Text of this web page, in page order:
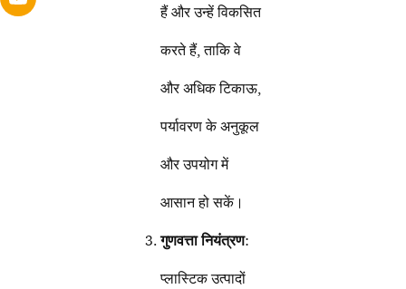
हैं और उन्हें विकसित
करते हैं, ताकि वे
और अधिक टिकाऊ,
पर्यावरण के अनुकूल
और उपयोग में
आसान हो सकें।
गुणवत्ता नियंत्रण:
प्लास्टिक उत्पादों